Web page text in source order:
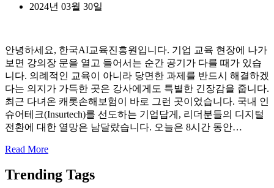
2024년 03월 30일
안녕하세요, 한국AI교육진흥원입니다. 기업 교육 현장에 나가
보면 강의장 문을 열고 들어서는 순간 공기가 다를 때가 있습
니다. 의례적인 교육이 아니라 당면한 과제를 반드시 해결하겠
다는 의지가 가득한 곳은 강사에게도 특별한 긴장감을 줍니다.
최근 다녀온 캐롯손해보험이 바로 그런 곳이었습니다. 국내 인
슈어테크(Insurtech)를 선도하는 기업답게, 리더분들의 디지털
전환에 대한 열망은 남달랐습니다. 오늘은 8시간 동안…
Read More
Trending Tags